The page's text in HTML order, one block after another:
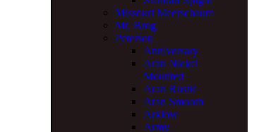
Missouri Meerschaum
Mr. Brog
Peterson
Anniversary
Aran Nickel
Mounted
Aran Rustic
Aran Smooth
Arklow
Army